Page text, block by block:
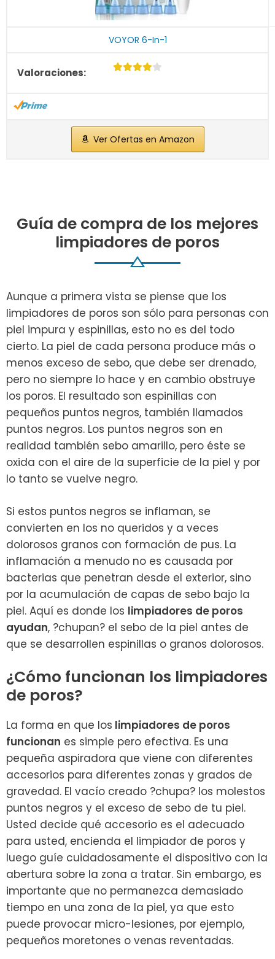
VOYOR 6-In-1
Ver Ofertas en Amazon
Guía de compra de los mejores
limpiadores de poros
Aunque a primera vista se piense que los
limpiadores de poros son sólo para personas con
piel impura y espinillas, esto no es del todo
cierto. La piel de cada persona produce más o
menos exceso de sebo, que debe ser drenado,
pero no siempre lo hace y en cambio obstruye
los poros. El resultado son espinillas con
pequeños puntos negros, también llamados
puntos negros. Los puntos negros son en
realidad también sebo amarillo, pero éste se
oxida con el aire de la superficie de la piel y por
lo tanto se vuelve negro.
Si estos puntos negros se inflaman, se
convierten en los no queridos y a veces
dolorosos granos con formación de pus. La
inflamación a menudo no es causada por
bacterias que penetran desde el exterior, sino
por la acumulación de capas de sebo bajo la
piel. Aquí es donde los limpiadores de poros
ayudan, ?chupan? el sebo de la piel antes de
que se desarrollen espinillas o granos dolorosos.
¿Cómo funcionan los limpiadores
de poros?
La forma en que los limpiadores de poros
funcionan es simple pero efectiva. Es una
pequeña aspiradora que viene con diferentes
accesorios para diferentes zonas y grados de
gravedad. El vacío creado ?chupa? los molestos
puntos negros y el exceso de sebo de tu piel.
Usted decide qué accesorio es el adecuado
para usted, encienda el limpiador de poros y
luego guíe cuidadosamente el dispositivo con la
abertura sobre la zona a tratar. Sin embargo, es
importante que no permanezca demasiado
tiempo en una zona de la piel, ya que esto
puede provocar micro-lesiones, por ejemplo,
pequeños moretones o venas reventadas.